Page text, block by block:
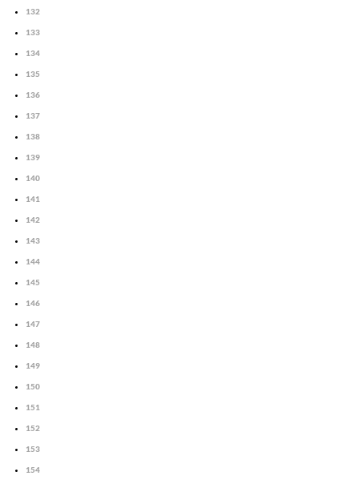
132
133
134
135
136
137
138
139
140
141
142
143
144
145
146
147
148
149
150
151
152
153
154